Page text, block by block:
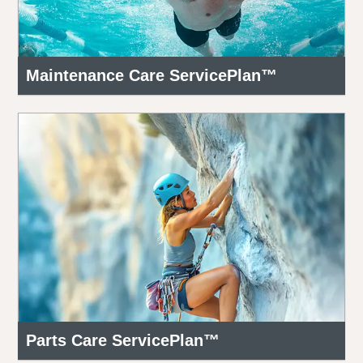
Maintenance Care ServicePlan™
Parts Care ServicePlan™